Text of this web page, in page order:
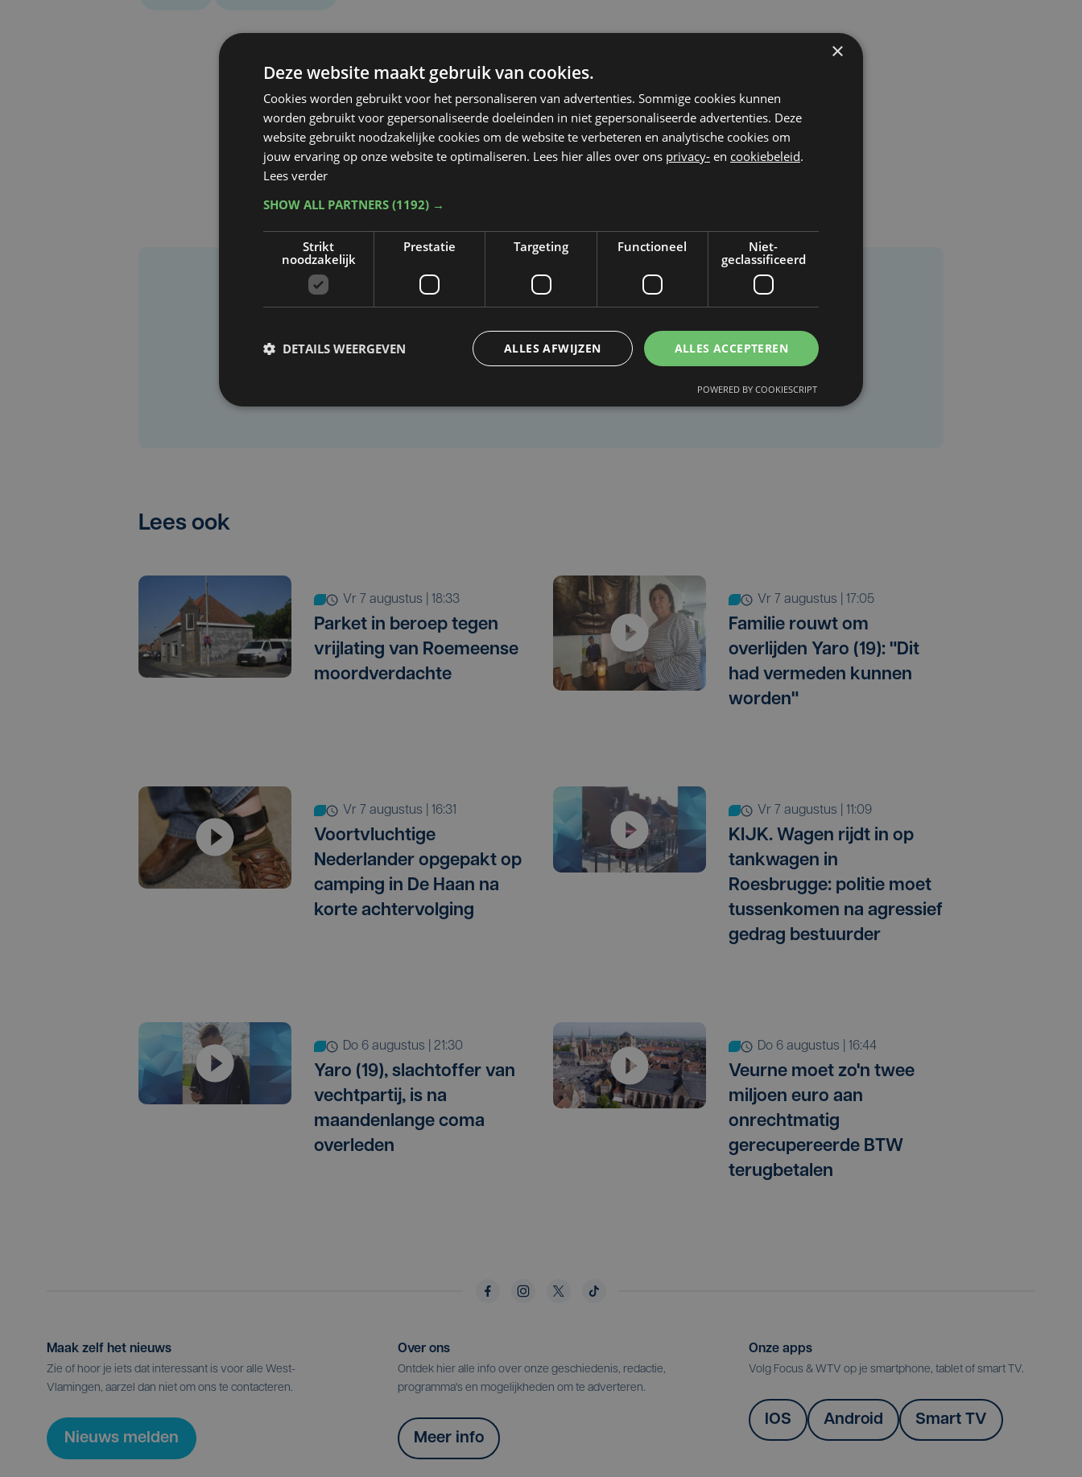
Taalfout opgemerkt?
Heb je een taal- of schrijffout opgemerkt in dit artikel?
Lees ook
vr 7 augustus | 18:33
Parket in beroep tegen
vrijlating van Roemeense
moordverdachte
vr 7 augustus | 17:05
Familie rouwt om
overlijden Yaro (19): "Dit
had vermeden kunnen
worden"
vr 7 augustus | 16:31
Voortvluchtige
Nederlander opgepakt op
camping in De Haan na
korte achtervolging
vr 7 augustus | 11:09
KIJK. Wagen rijdt in op
tankwagen in
Roesbrugge: politie moet
tussenkomen na agressief
gedrag bestuurder
do 6 augustus | 21:30
Yaro (19), slachtoffer van
vechtpartij, is na
maandenlange coma
overleden
do 6 augustus | 16:44
Veurne moet zo'n twee
miljoen euro aan
onrechtmatig
gerecupereerde BTW
terugbetalen
Maak zelf het nieuws
Zie of hoor je iets dat interessant is voor alle West-
Vlamingen, aarzel dan niet om ons te contacteren.
Nieuws melden
Over ons
Ontdek hier alle info over onze geschiedenis, redactie,
programma's en mogelijkheden om te adverteren.
Meer info
Onze apps
Volg Focus & WTV op je smartphone, tablet of smart TV.
IOS Android Smart TV
×
Deze website maakt gebruik van cookies.
Cookies worden gebruikt voor het personaliseren van advertenties. Sommige cookies kunnen
worden gebruikt voor gepersonaliseerde doeleinden in niet gepersonaliseerde advertenties. Deze
website gebruikt noodzakelijke cookies om de website te verbeteren en analytische cookies om
jouw ervaring op onze website te optimaliseren. Lees hier alles over ons privacy- en cookiebeleid.
Lees verder
SHOW ALL PARTNERS (1192) →
Strikt
noodzakelijk
Prestatie Targeting Functioneel
Niet-
geclassificeerd
ALLES ACCEPTEREN
ALLES AFWIJZEN
DETAILS WEERGEVEN
POWERED BY COOKIESCRIPT